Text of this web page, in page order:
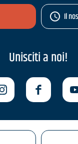
Il
Unisciti a noi!